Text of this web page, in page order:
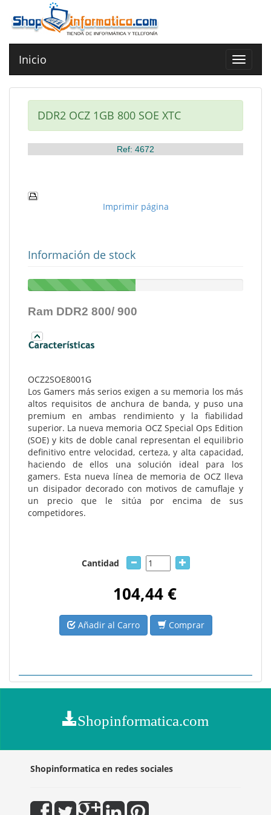
Toggle
Inicio
DDR2 OCZ 1GB 800 SOE XTC
Ref: 4672
Imprimir página
Información de stock
Ram DDR2 800/ 900
OCZ2SOE8001G
Los Gamers más serios exigen a su memoria los más
altos requisitos de anchura de banda, y puso una
premium en ambas rendimiento y la fiabilidad
superior. La nueva memoria OCZ Special Ops Edition
(SOE) y kits de doble canal representan el equilibrio
definitivo entre velocidad, certeza, y alta capacidad,
haciendo de ellos una solución ideal para los
gamers. Esta nueva línea de memoria de OCZ lleva
un disipador decorado con motivos de camuflaje y
un precio que le sitúa por encima de sus
competidores.
Cantidad
104,44 €
Añadir al Carro Comprar
Shopinformatica.com
Shopinformatica en redes sociales